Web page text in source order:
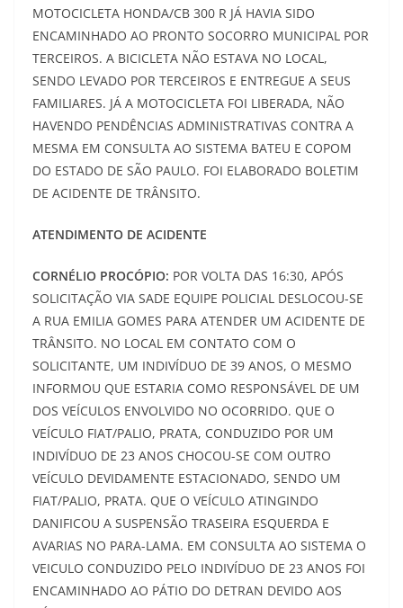
MOTOCICLETA HONDA/CB 300 R JÁ HAVIA SIDO
ENCAMINHADO AO PRONTO SOCORRO MUNICIPAL POR
TERCEIROS. A BICICLETA NÃO ESTAVA NO LOCAL,
SENDO LEVADO POR TERCEIROS E ENTREGUE A SEUS
FAMILIARES. JÁ A MOTOCICLETA FOI LIBERADA, NÃO
HAVENDO PENDÊNCIAS ADMINISTRATIVAS CONTRA A
MESMA EM CONSULTA AO SISTEMA BATEU E COPOM
DO ESTADO DE SÃO PAULO. FOI ELABORADO BOLETIM
DE ACIDENTE DE TRÂNSITO.
ATENDIMENTO DE ACIDENTE
CORNÉLIO PROCÓPIO: POR VOLTA DAS 16:30, APÓS
SOLICITAÇÃO VIA SADE EQUIPE POLICIAL DESLOCOU-SE
A RUA EMILIA GOMES PARA ATENDER UM ACIDENTE DE
TRÂNSITO. NO LOCAL EM CONTATO COM O
SOLICITANTE, UM INDIVÍDUO DE 39 ANOS, O MESMO
INFORMOU QUE ESTARIA COMO RESPONSÁVEL DE UM
DOS VEÍCULOS ENVOLVIDO NO OCORRIDO. QUE O
VEÍCULO FIAT/PALIO, PRATA, CONDUZIDO POR UM
INDIVÍDUO DE 23 ANOS CHOCOU-SE COM OUTRO
VEÍCULO DEVIDAMENTE ESTACIONADO, SENDO UM
FIAT/PALIO, PRATA. QUE O VEÍCULO ATINGINDO
DANIFICOU A SUSPENSÃO TRASEIRA ESQUERDA E
AVARIAS NO PARA-LAMA. EM CONSULTA AO SISTEMA O
VEICULO CONDUZIDO PELO INDIVÍDUO DE 23 ANOS FOI
ENCAMINHADO AO PÁTIO DO DETRAN DEVIDO AOS